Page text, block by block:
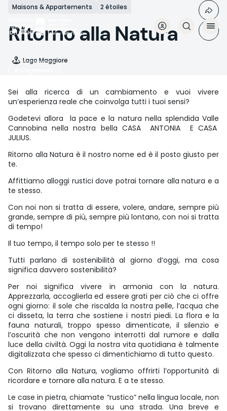
Aller
contenu
principal
Maisons & Appartements 2 étoiles
Ritorno alla Natura
Lago Maggiore
Sei alla ricerca di un cambiamento e vuoi vivere
un’esperienza reale che coinvolga tutti i tuoi sensi?
Godetevi allora la pace e la natura nella splendida Valle
Cannobina nella nostra bella CASA ANTONIA E CASA
JULIUS.
Ritorno alla Natura è il nostro nome ed è il posto giusto per
te.
Affittiamo alloggi rustici dove potrai tornare alla natura e a
te stesso.
Con noi non si tratta di essere, volere, andare, sempre più
grande, sempre di più, sempre più lontano, con noi si tratta
di tempo!
Il tuo tempo, il tempo solo per te stesso !!
Tutti parlano di sostenibilità al giorno d’oggi, ma cosa
significa davvero sostenibilità?
Per noi significa vivere in armonia con la natura.
Apprezzarla, accoglierla ed essere grati per ciò che ci offre
ogni giorno: il sole che riscalda la nostra pelle, l’acqua che
ci disseta, la terra che sostiene i nostri piedi. La flora e la
fauna naturali, troppo spesso dimenticate, il silenzio e
l’oscurità che non vengono interrotti dal rumore e dalla
luce della civiltà. Oggi la nostra vita quotidiana è talmente
digitalizzata che spesso ci dimentichiamo di tutto questo.
Con Ritorno alla Natura, vogliamo offrirti l’opportunità di
ricordare e tornare alla natura. E a te stesso.
Le case in pietra, chiamate “rustico” nella lingua locale, non
si trovano direttamente su una strada. Una breve e